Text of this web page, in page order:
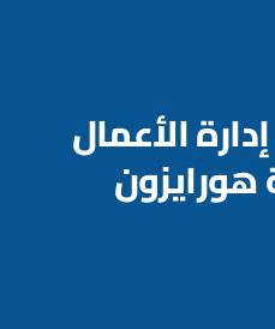
الأعمال